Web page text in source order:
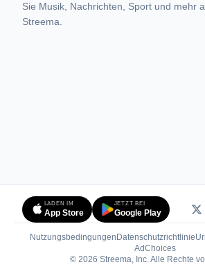
Sie Musik, Nachrichten, Sport und mehr
Streema.
LADEN IM
App Store
JETZT BEI
Google Play
Nutzungsbedingungen Datenschutzrichtlinie
AdChoices(öffnet
© 2026 Streema, Inc. Alle Rechte